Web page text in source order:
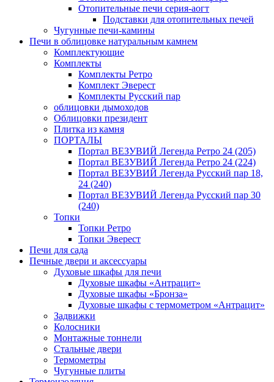
Отопительные печи серия-аогт
Подставки для отопительных печей
Чугунные печи-камины
Печи в облицовке натуральным камнем
Комплектующие
Комплекты
Комплекты Ретро
Комплект Эверест
Комплекты Русский пар
облицовки дымоходов
Облицовки президент
Плитка из камня
ПОРТАЛЫ
Портал ВЕЗУВИЙ Легенда Ретро 24 (205)
Портал ВЕЗУВИЙ Легенда Ретро 24 (224)
Портал ВЕЗУВИЙ Легенда Русский пар 18,
24 (240)
Портал ВЕЗУВИЙ Легенда Русский пар 30
(240)
Топки
Топки Ретро
Топки Эверест
Печи для сада
Печные двери и аксессуары
Духовые шкафы для печи
Духовые шкафы «Антрацит»
Духовые шкафы «Бронза»
Духовые шкафы с термометром «Антрацит»
Задвижки
Колосники
Монтажные тоннели
Стальные двери
Термометры
Чугунные плиты